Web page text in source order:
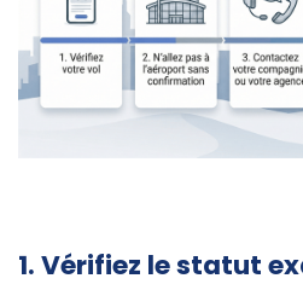
1. Vérifiez le statut